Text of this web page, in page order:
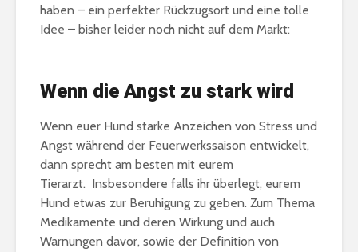
haben – ein perfekter Rückzugsort und eine tolle
Idee – bisher leider noch nicht auf dem Markt:
Wenn die Angst zu stark wird
Wenn euer Hund starke Anzeichen von Stress und
Angst während der Feuerwerkssaison entwickelt,
dann sprecht am besten mit eurem
Tierarzt. Insbesondere falls ihr überlegt, eurem
Hund etwas zur Beruhigung zu geben. Zum Thema
Medikamente und deren Wirkung und auch
Warnungen davor, sowie der Definition von